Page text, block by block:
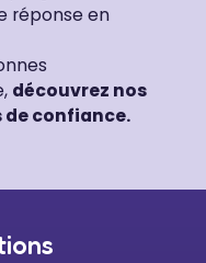
réponse en
découvrez nos
confiance.